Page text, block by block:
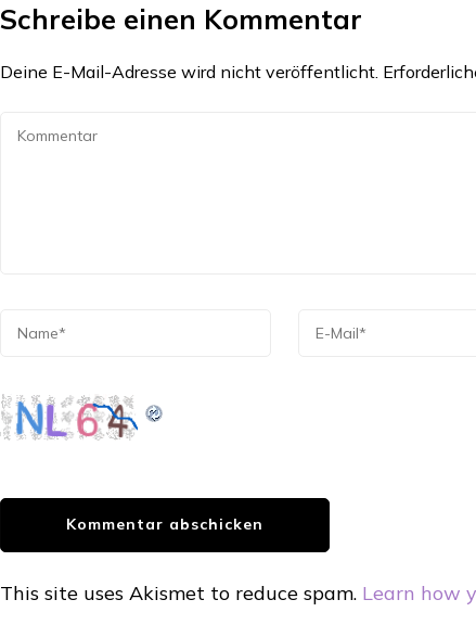
Schreibe einen Kommentar
Deine E-Mail-Adresse wird nicht veröffentlicht.
This site uses Akismet to reduce spam. Learn how